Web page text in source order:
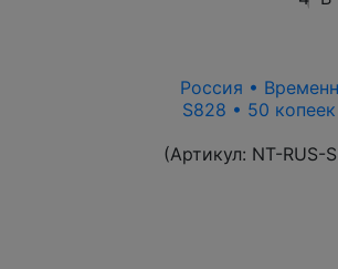
Россия •
S828 • 50
(Артикул: NT-RUS-